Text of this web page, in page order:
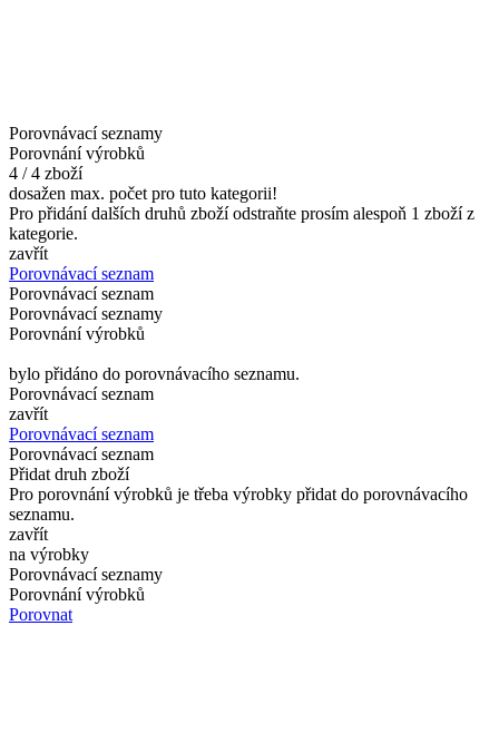
Porovnávací seznamy
Porovnání výrobků
4 / 4 zboží
dosažen max. počet pro tuto kategorii!
Pro přidání dalších druhů zboží odstraňte prosím alespoň 1 zboží z
kategorie.
zavřít
Porovnávací seznam
Porovnávací seznam
Porovnávací seznamy
Porovnání výrobků
bylo přidáno do porovnávacího seznamu.
Porovnávací seznam
zavřít
Porovnávací seznam
Porovnávací seznam
Přidat druh zboží
Pro porovnání výrobků je třeba výrobky přidat do porovnávacího
seznamu.
zavřít
na výrobky
Porovnávací seznamy
Porovnání výrobků
Porovnat